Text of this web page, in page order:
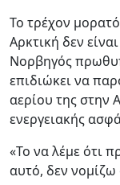
Το τρέχον
Αρκτική δεν
Νορβηγός
επιδιώκει να
αερίου της στην
ενεργειακής
«Το να λέμε ότι
αυτό, δεν νομίζω